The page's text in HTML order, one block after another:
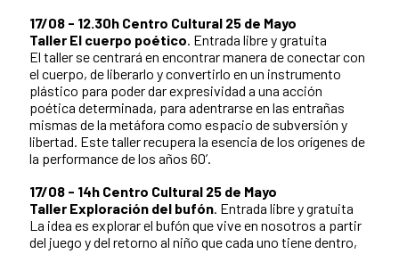
17/08 - 12.30h Centro Cultural 25 de Mayo
Taller El cuerpo poético. Entrada libre y gratuita
El taller se centrará en encontrar manera de conectar con
el cuerpo, de liberarlo y convertirlo en un instrumento
plástico para poder dar expresividad a una acción
poética determinada, para adentrarse en las entrañas
mismas de la metáfora como espacio de subversión y
libertad. Este taller recupera la esencia de los orígenes de
la performance de los años 60’.
17/08 - 14h Centro Cultural 25 de Mayo
Taller Exploración del bufón. Entrada libre y gratuita
La idea es explorar el bufón que vive en nosotros a partir
del juego y del retorno al niño que cada uno tiene dentro,